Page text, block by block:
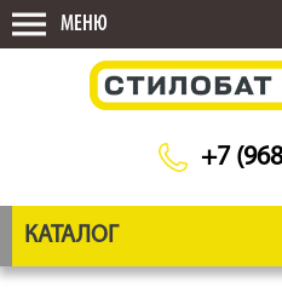
МЕНЮ
+7
КАТАЛОГ